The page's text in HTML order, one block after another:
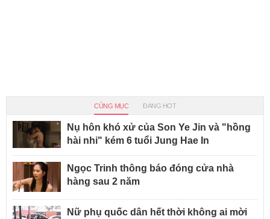
CÙNG MỤC ĐANG HOT
Nụ hôn khó xử của Son Ye Jin và "hồng
hài nhi" kém 6 tuổi Jung Hae In
Ngọc Trinh thông báo đóng cửa nhà
hàng sau 2 năm
Nữ phụ quốc dân hết thời không ai mời